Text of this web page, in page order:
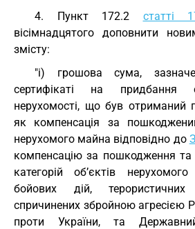
4. Пункт 172.2 статті
вісімнадцятого доповнити
змісту:
"і) грошова сума,
сертифікаті на придбання
нерухомості, що був отриманий
як компенсація за
нерухомого майна відповідно до
компенсацію за пошкодження
категорій об’єктів
бойових дій, терористичних
спричинених збройною агресією
проти України, та